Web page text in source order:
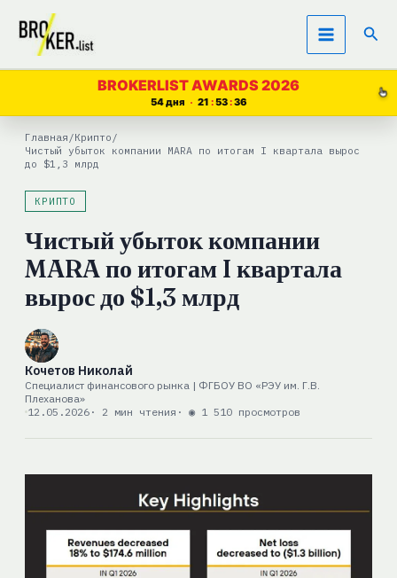
Перейти
содержимому
BROKERLIST AWARDS 2026
54 дня 21 53 35
Главная /Крипто /
Чистый убыток компании MARA по итогам I квартала вырос
до $1,3 млрд
КРИПТО
Чистый убыток компании
MARA по итогам I квартала
вырос до $1,3 млрд
Кочетов Николай
Специалист финансового рынка | ФГБОУ ВО «РЭУ им. Г.В.
Плеханова»
12.05.2026· 2 мин чтения · ◉ 1 510 просмотров